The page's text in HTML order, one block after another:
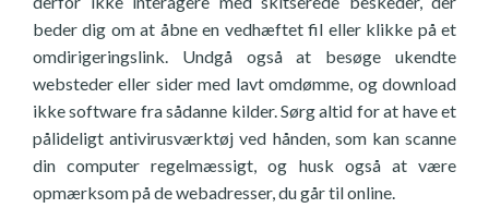
beder dig om at åbne en vedhæftet fil eller klikke på et
omdirigeringslink. Undgå også at besøge ukendte
websteder eller sider med lavt omdømme, og download
ikke software fra sådanne kilder. Sørg altid for at have et
pålideligt antivirusværktøj ved hånden, som kan scanne
din computer regelmæssigt, og husk også at være
opmærksom på de webadresser, du går til online.